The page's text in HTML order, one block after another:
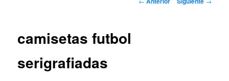
camisetas futbol
serigrafiadas